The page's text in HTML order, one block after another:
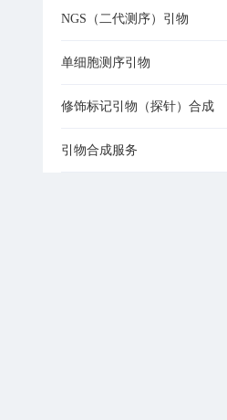
NGS（二代测序）引物
单细胞测序引物
修饰标记引物（探针）合成
引物合成服务